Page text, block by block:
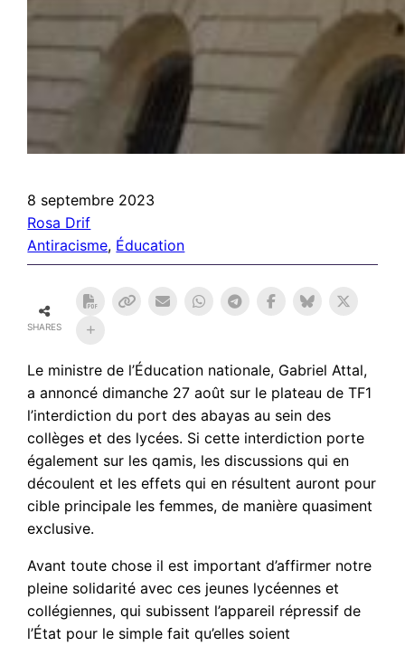
8 septembre 2023
Rosa Drif
Antiracisme, Éducation
SHARES
Le ministre de l’Éducation nationale, Gabriel Attal,
a annoncé dimanche 27 août sur le plateau de TF1
l’interdiction du port des abayas au sein des
collèges et des lycées. Si cette interdiction porte
également sur les qamis, les discussions qui en
découlent et les effets qui en résultent auront pour
cible principale les femmes, de manière quasiment
exclusive.
Avant toute chose il est important d’affirmer notre
pleine solidarité avec ces jeunes lycéennes et
collégiennes, qui subissent l’appareil répressif de
l’État pour le simple fait qu’elles soient